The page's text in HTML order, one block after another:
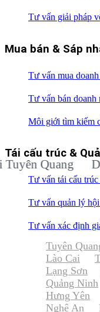
Tư vấn giải pháp
Mua bán & Sáp
Tư vấn mua
Tư vấn bán
Môi giới tìm kiếm
Tái cấu trúc &
Tư vấn tái cấu
Tư vấn quản lý
Tư vấn xác định
Dịch vụ
Tuyên
Lào Cai
Lạng Sơn
Quảng Ninh
Hưng Yên
Nghệ An